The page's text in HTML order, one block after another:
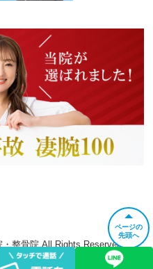
ページの
先頭へ
整骨院 All Rights Reserved.